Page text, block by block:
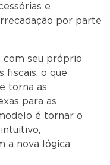
e
por parte
com seu próprio
fiscais, o que
torna as
para as
é tornar o
a nova lógica